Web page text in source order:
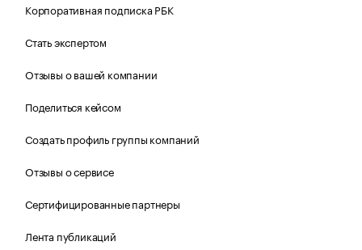
Корпоративная подписка РБК
Стать экспертом
Отзывы о вашей компании
Поделиться кейсом
Создать профиль группы компаний
Отзывы о сервисе
Сертифицированные партнеры
Лента публикаций